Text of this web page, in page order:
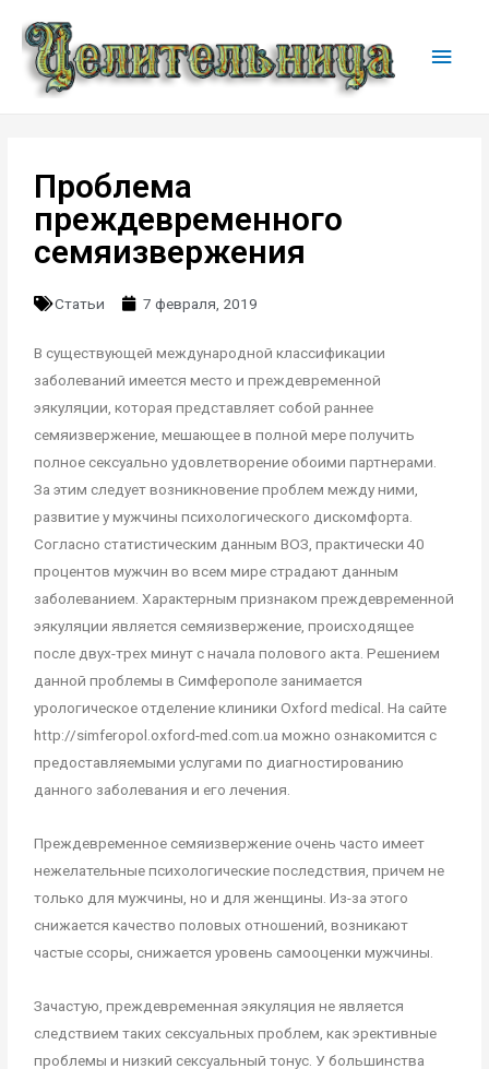
Проблема
преждевременного
семяизвержения
Статьи 7 февраля, 2019
В существующей международной классификации
заболеваний имеется место и преждевременной
эякуляции, которая представляет собой раннее
семяизвержение, мешающее в полной мере получить
полное сексуально удовлетворение обоими партнерами.
За этим следует возникновение проблем между ними,
развитие у мужчины психологического дискомфорта.
Согласно статистическим данным ВОЗ, практически 40
процентов мужчин во всем мире страдают данным
заболеванием. Характерным признаком преждевременной
эякуляции является семяизвержение, происходящее
после двух-трех минут с начала полового акта. Решением
данной проблемы в Симферополе занимается
урологическое отделение клиники Oxford medical. На сайте
http://simferopol.oxford-med.com.ua можно ознакомится с
предоставляемыми услугами по диагностированию
данного заболевания и его лечения.
Преждевременное семяизвержение очень часто имеет
нежелательные психологические последствия, причем не
только для мужчины, но и для женщины. Из-за этого
снижается качество половых отношений, возникают
частые ссоры, снижается уровень самооценки мужчины.
Зачастую, преждевременная эякуляция не является
следствием таких сексуальных проблем, как эрективные
проблемы и низкий сексуальный тонус. У большинства